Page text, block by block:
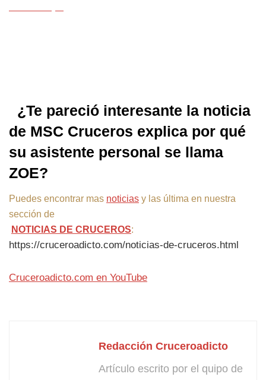
¿Te pareció interesante la noticia
de MSC Cruceros explica por qué
su asistente personal se llama
ZOE?
Puedes encontrar mas noticias y las última en nuestra
sección de
NOTICIAS DE CRUCEROS:
https://cruceroadicto.com/noticias-de-cruceros.html
Cruceroadicto.com en YouTube
Redacción Cruceroadicto
Artículo escrito por el quipo de